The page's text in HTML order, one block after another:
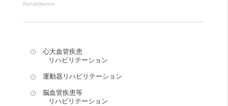
Rehabilitation
心大血管疾患
リハビリテーション
運動器リハビリテーション
脳血管疾患等
リハビリテーション